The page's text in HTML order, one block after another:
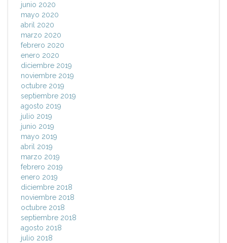
junio 2020
mayo 2020
abril 2020
marzo 2020
febrero 2020
enero 2020
diciembre 2019
noviembre 2019
octubre 2019
septiembre 2019
agosto 2019
julio 2019
junio 2019
mayo 2019
abril 2019
marzo 2019
febrero 2019
enero 2019
diciembre 2018
noviembre 2018
octubre 2018
septiembre 2018
agosto 2018
julio 2018